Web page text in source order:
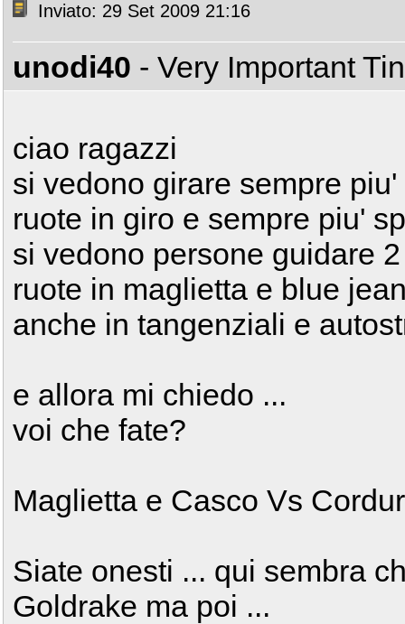
Inviato: 29 Set 2009 21:16
unodi40 - Very Important
ciao ragazzi
si vedono girare sempre piu'
ruote in giro e sempre piu'
si vedono persone guidare 2
ruote in maglietta e blue
anche in tangenziali e
e allora mi chiedo ...
voi che fate?
Maglietta e Casco Vs
Siate onesti ... qui sembra
Goldrake ma poi ...